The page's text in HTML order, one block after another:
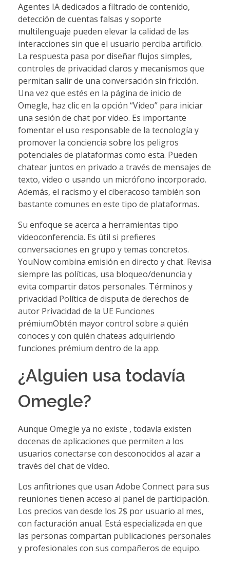
Agentes IA dedicados a filtrado de contenido,
detección de cuentas falsas y soporte
multilenguaje pueden elevar la calidad de las
interacciones sin que el usuario perciba artificio.
La respuesta pasa por diseñar flujos simples,
controles de privacidad claros y mecanismos que
permitan salir de una conversación sin fricción.
Una vez que estés en la página de inicio de
Omegle, haz clic en la opción “Video” para iniciar
una sesión de chat por video. Es importante
fomentar el uso responsable de la tecnología y
promover la conciencia sobre los peligros
potenciales de plataformas como esta. Pueden
chatear juntos en privado a través de mensajes de
texto, video o usando un micrófono incorporado.
Además, el racismo y el ciberacoso también son
bastante comunes en este tipo de plataformas.
Su enfoque se acerca a herramientas tipo
videoconferencia. Es útil si prefieres
conversaciones en grupo y temas concretos.
YouNow combina emisión en directo y chat. Revisa
siempre las políticas, usa bloqueo/denuncia y
evita compartir datos personales. Términos y
privacidad Política de disputa de derechos de
autor Privacidad de la UE Funciones
prémiumObtén mayor control sobre a quién
conoces y con quién chateas adquiriendo
funciones prémium dentro de la app.
¿Alguien usa todavía
Omegle?
Aunque Omegle ya no existe , todavía existen
docenas de aplicaciones que permiten a los
usuarios conectarse con desconocidos al azar a
través del chat de vídeo.
Los anfitriones que usan Adobe Connect para sus
reuniones tienen acceso al panel de participación.
Los precios van desde los 2$ por usuario al mes,
con facturación anual. Está especializada en que
las personas compartan publicaciones personales
y profesionales con sus compañeros de equipo.